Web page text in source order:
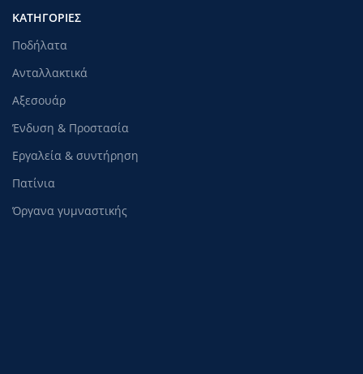
ΚΑΤΗΓΟΡΊΕΣ
Ποδήλατα
Ανταλλακτικά
Αξεσουάρ
Ένδυση & Προστασία
Εργαλεία & συντήρηση
Πατίνια
Όργανα γυμναστικής